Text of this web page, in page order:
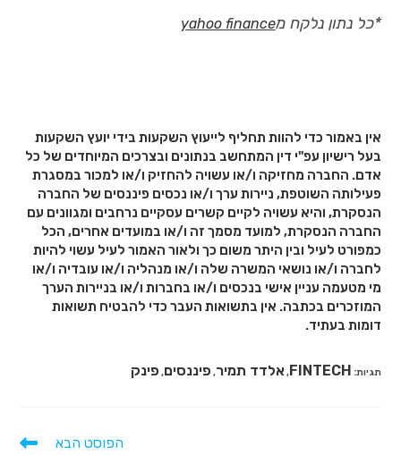
*כל נתון נלקח מyahoo finance
אין באמור כדי להוות תחליף לייעוץ השקעות בידי יועץ השקעות
בעל רישיון עפ"י דין המתחשב בנתונים ובצרכים המיוחדים של כל
אדם. החברה מחזיקה ו/או עשויה להחזיק ו/או למכור במסגרת
פעילותה השוטפת, ניירות ערך ו/או נכסים פיננסים של החברה
הנסקרת, והיא עשויה לקיים קשרים עסקיים נרחבים ומגוונים עם
החברה הנסקרת, למועד מסמך זה ו/או במועדים אחרים, הכל
כמפורט לעיל ובין היתר משום כך ולאור האמור לעיל עשוי להיות
לחברה ו/או נושאי המשרה שלה ו/או מנהליה ו/או עובדיה ו/או
מי מטעמה עניין אישי בנכסים ו/או בחברות ו/או בניירות הערך
המוזכרים בכתבה. אין בתשואות העבר כדי להבטיח תשואות
דומות בעתיד.
תגיות:
FINTECH
,אלדד תמיר, פיננסים, פינק
הפוסט הבא